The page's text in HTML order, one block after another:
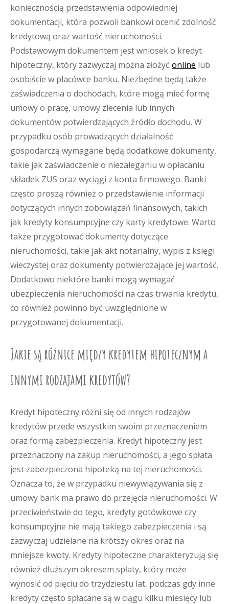
koniecznością przedstawienia odpowiedniej
dokumentacji, która pozwoli bankowi ocenić zdolność
kredytową oraz wartość nieruchomości.
Podstawowym dokumentem jest wniosek o kredyt
hipoteczny, który zazwyczaj można złożyć online lub
osobiście w placówce banku. Niezbędne będą także
zaświadczenia o dochodach, które mogą mieć formę
umowy o pracę, umowy zlecenia lub innych
dokumentów potwierdzających źródło dochodu. W
przypadku osób prowadzących działalność
gospodarczą wymagane będą dodatkowe dokumenty,
takie jak zaświadczenie o niezaleganiu w opłacaniu
składek ZUS oraz wyciągi z konta firmowego. Banki
często proszą również o przedstawienie informacji
dotyczących innych zobowiązań finansowych, takich
jak kredyty konsumpcyjne czy karty kredytowe. Warto
także przygotować dokumenty dotyczące
nieruchomości, takie jak akt notarialny, wypis z księgi
wieczystej oraz dokumenty potwierdzające jej wartość.
Dodatkowo niektóre banki mogą wymagać
ubezpieczenia nieruchomości na czas trwania kredytu,
co również powinno być uwzględnione w
przygotowanej dokumentacji.
Jakie są różnice między kredytem hipotecznym a
innymi rodzajami kredytów?
Kredyt hipoteczny różni się od innych rodzajów
kredytów przede wszystkim swoim przeznaczeniem
oraz formą zabezpieczenia. Kredyt hipoteczny jest
przeznaczony na zakup nieruchomości, a jego spłata
jest zabezpieczona hipoteką na tej nieruchomości.
Oznacza to, że w przypadku niewywiązywania się z
umowy bank ma prawo do przejęcia nieruchomości. W
przeciwieństwie do tego, kredyty gotówkowe czy
konsumpcyjne nie mają takiego zabezpieczenia i są
zazwyczaj udzielane na krótszy okres oraz na
mniejsze kwoty. Kredyty hipoteczne charakteryzują się
również dłuższym okresem spłaty, który może
wynosić od pięciu do trzydziestu lat, podczas gdy inne
kredyty często spłacane są w ciągu kilku miesięcy lub